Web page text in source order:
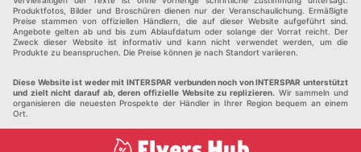
Produktfotos, Bilder und Broschüren dienen nur der Veranschaulichung. Ermäßigte
Preise stammen von offiziellen Händlern, die auf dieser Website aufgeführt sind.
Angebote gelten ab und bis zum Ablaufdatum oder solange der Vorrat reicht. Der
Zweck dieser Website ist informativ und kann nicht verwendet werden, um die
Produkte zu beanspruchen. Die Preise können je nach Standort variieren.
Diese Website ist weder mit INTERSPAR verbunden noch von INTERSPAR unterstützt
und zielt nicht darauf ab, deren offizielle Website zu replizieren. Wir sammeln und
organisieren die neuesten Prospekte der Händler in Ihrer Region bequem an einem
Ort.